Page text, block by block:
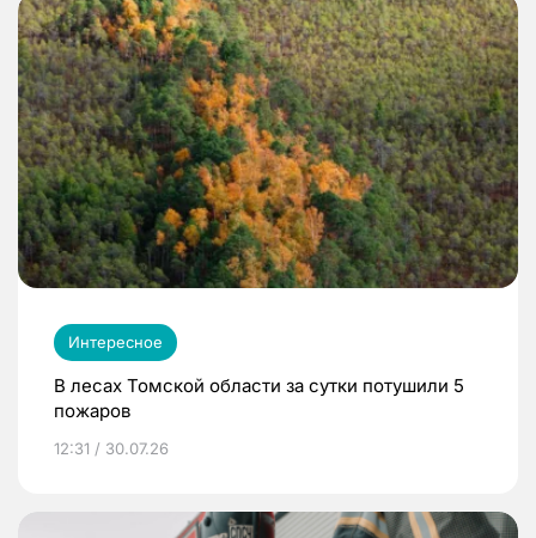
Интересное
В лесах Томской области за сутки потушили 5
пожаров
12:31 / 30.07.26